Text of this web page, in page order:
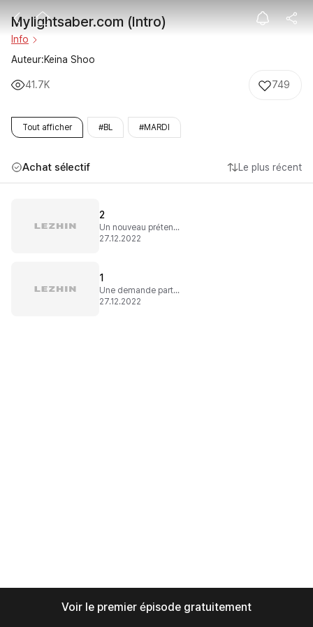
Mylightsaber.com (Intro)
Info
Auteur:Keina Shoo
41.7K 749
Tout afficher #BL #MARDI
Achat sélectif Le plus récent
2
Un nouveau prétendant
27.12.2022
1
Une demande particulière
27.12.2022
Voir le premier épisode gratuitement